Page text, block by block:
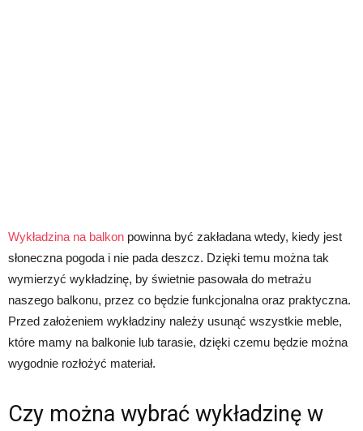
Wykładzina na balkon powinna być zakładana wtedy, kiedy jest
słoneczna pogoda i nie pada deszcz. Dzięki temu można tak
wymierzyć wykładzinę, by świetnie pasowała do metrażu
naszego balkonu, przez co będzie funkcjonalna oraz praktyczna.
Przed założeniem wykładziny należy usunąć wszystkie meble,
które mamy na balkonie lub tarasie, dzięki czemu będzie można
wygodnie rozłożyć materiał.
Czy można wybrać wykładzinę w